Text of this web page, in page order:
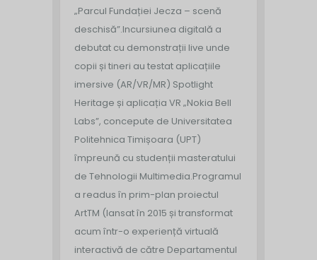
„Parcul Fundației Jecza – scenă
deschisă”.Incursiunea digitală a
debutat cu demonstrații live unde
copii și tineri au testat aplicațiile
imersive (AR/VR/MR) Spotlight
Heritage și aplicația VR „Nokia Bell
Labs”, concepute de Universitatea
Politehnica Timișoara (UPT)
împreună cu studenții masteratului
de Tehnologii Multimedia.Programul
a readus în prim-plan proiectul
ArtTM (lansat în 2015 și transformat
acum într-o experiență virtuală
interactivă de către Departamentul